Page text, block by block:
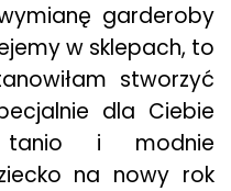
garderoby
w sklepach, to
stworzyć
dla Ciebie
i modnie
na nowy rok